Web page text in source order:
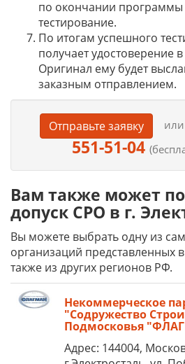
по окончании программы
тестирование.
По итогам успешного
получает удостоверение
Оригинал ему будет
заказным отправлением.
Отправьте заявку
551-51-04
Вам также может
допуск СРО в г.
Вы можете выбрать одну из
организаций представленных
также из других регионов РФ.
Некоммерческое
"Содружество
Подмосковья
Адрес: 144004,